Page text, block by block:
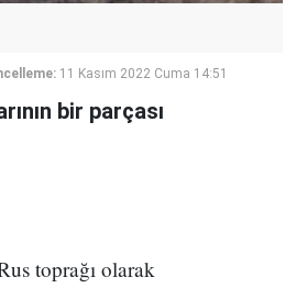
11 Kasım 2022 Cuma 14:51
bir parçası
toprağı olarak